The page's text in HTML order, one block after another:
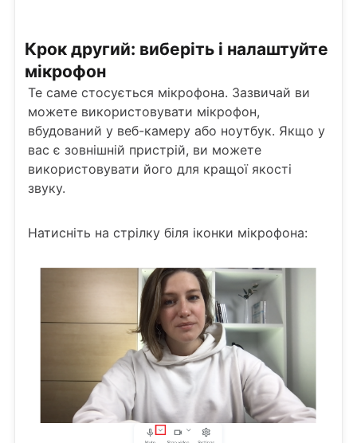
Крок другий: виберіть і налаштуйте
мікрофон
Те саме стосується мікрофона. Зазвичай ви
можете використовувати мікрофон,
вбудований у веб-камеру або ноутбук. Якщо у
вас є зовнішній пристрій, ви можете
використовувати його для кращої якості
звуку.
Натисніть на стрілку біля іконки мікрофона: